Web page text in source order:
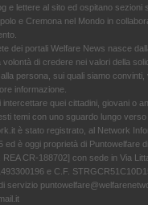
e lettere al sito ed ospitano sezioni
e Cremona nel Mondo in
dei portali Welfare News nasce
di credere nei valori della
persona, sui quali siamo convinti,
informazione.
intercettare quei cittadini, giovani o
temi con uno sguardo lungo verso
è stato registrato, al Network
ed è oggi proprietà di Puntowelfare
REA CR-188702] con sede in Via
e C.F.
servizio